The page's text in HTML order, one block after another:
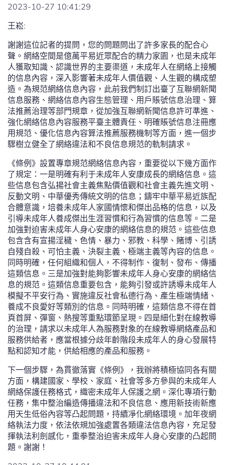
2023-10-27 10:41:29
王崧:
謝謝這位記者的提問，您的問題問出了許多家長的配合心
聲。網絡空間是億萬平易近眾配合的精力家園，也是未成年
人獲取知識、認識世界的主要渠道，未成年人在網絡上接觸
的信息內容，深入影響著未成年人價值觀、人生觀的構成塑
造。為規范網絡信息內容，此前我們制訂出臺了互聯網新聞
信息服務、網絡信息內容生態管理、用戶賬號信息治理、算
法推薦治理等部門規章，從加強互聯網新聞信息許可準進、
強化網絡信息內容服務平臺主體責任、明確賬號信息注冊應
用規范、優化信息內容算法推薦服務機制等方面，進一個步
驟樹立健全了網絡違法和不良信息規范的軌制請求。
《條例》設置專章規范網絡信息內容，重要從以下幾方面作
了規定：一是明確有利于未成年人安康成長的網絡信息。這
些信息包含弘揚社會主義焦點價值觀和社會主義先進文明、
反動文明、中華優秀傳統文明的信息；鑄牢中華平易近族配
合體意識，培養未成年人家國情懷和傑出品格的信息，以及
引導未成年人養成傑出生涯習慣和行為習慣的信息等。二是
加強對迫害未成年人身心安康的網絡信息的規范。這些信息
包含含有宣揚淫穢、色情、暴力、邪教、科學、賭博、引誘
自殘自殺、可怕主義、決裂主義、極端主義等內容的信息。
同時明確，任何組織和個人，不得制作、復制、發布、傳播
這類信息。三是加強對能夠影響未成年人身心安康的網絡信
息的規范。這類信息重要包含，能夠引發或許誘導未成年人
模擬不平安行為、實施違反社會私德行為、產生極端情緒、
養成不良愛好等類別的信息。同時明確，這類信息不得在首
頁首屏、彈窗、熱搜等重點環節呈現。四是細化對在線教導
的治理，請求以未成年人為服務對象的在線教導網絡產品和
服務供給者，應當根據分歧年齡階段未成年人的身心發展特
點和認知才能，供給相應的產品和服務。
下一個步驟，為貫徹落實《條例》，我辦將積極協同各有關
方面，構建國家、學校、家庭、社會等多方參與的未成年人
網絡保護任務格式，織密未成年人保護之網。深化專項行動
任務，集中整治編造傳播違法和不良信息、應用新技術新應
用天生低俗內容等凸起問題，持續凈化網絡環境。加年夜網
絡執法力度，依法依規加強處置各類違法信息內容，充足發
揮執法利劍感化，重拳整治迫害未成年人身心安康的凸起問
題。謝謝！